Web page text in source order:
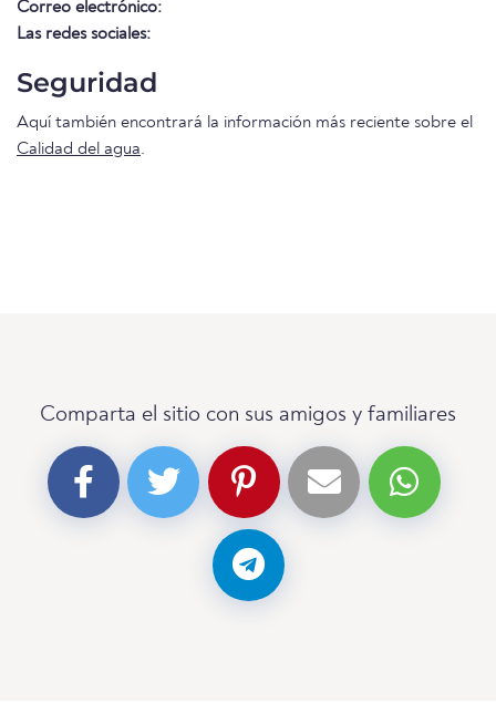
Correo electrónico:
Las redes sociales:
Seguridad
Aquí también encontrará la información más reciente sobre el
Calidad del agua.
Comparta el sitio con sus amigos y familiares